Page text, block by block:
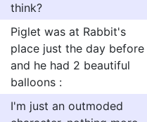
think?
Piglet was at Rabbit's
place just the day before
and he had 2 beautiful
balloons :
I'm just an outmoded